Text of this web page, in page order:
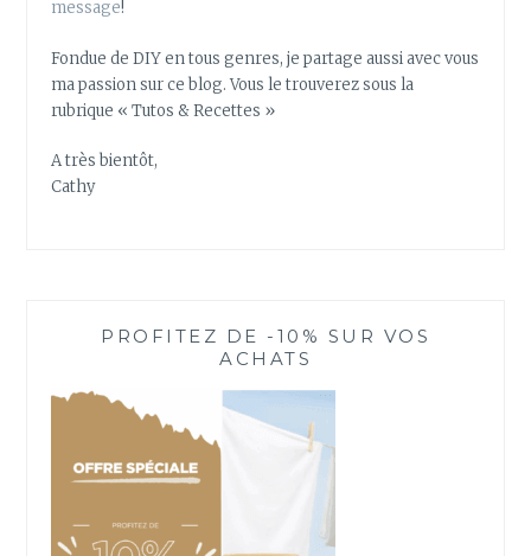
message!
Fondue de DIY en tous genres, je partage aussi avec vous
ma passion sur ce blog. Vous le trouverez sous la
rubrique « Tutos & Recettes »
A très bientôt,
Cathy
PROFITEZ DE -10% SUR VOS
ACHATS